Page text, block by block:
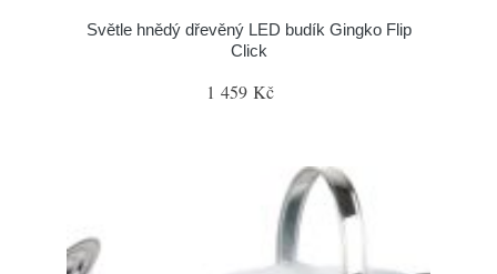
Světle hnědý dřevěný LED budík Gingko Flip
Click
1 459 Kč